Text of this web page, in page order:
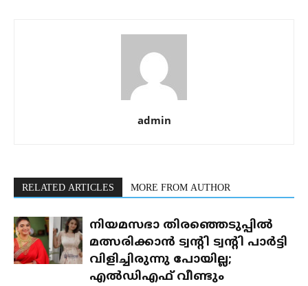
admin
RELATED ARTICLES MORE FROM AUTHOR
നിയമസഭാ തിരഞ്ഞെടുപ്പിൽ
മത്സരിക്കാൻ ട്വന്റി ട്വന്റി പാർട്ടി
വിളിച്ചിരുന്നു പോയില്ല;
എൽഡിഎഫ് വീണ്ടും